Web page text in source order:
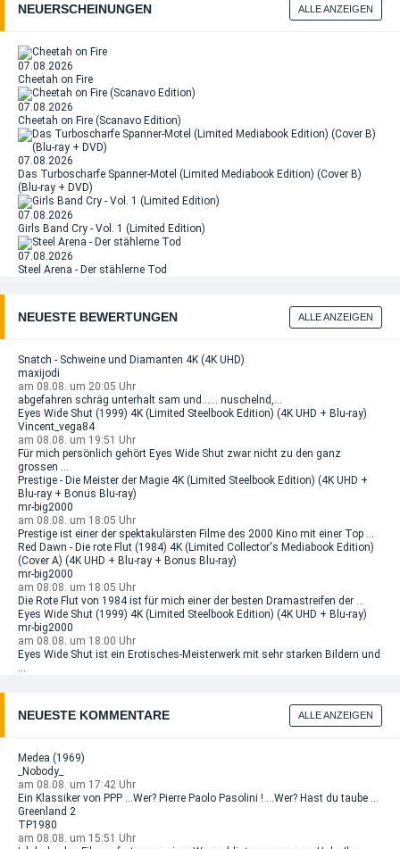
NEUERSCHEINUNGEN ALLE ANZEIGEN
07.08.2026
Cheetah on Fire
07.08.2026
Cheetah on Fire (Scanavo Edition)
07.08.2026
Das Turboscharfe Spanner-Motel (Limited Mediabook Edition) (Cover B)
(Blu-ray + DVD)
07.08.2026
Girls Band Cry - Vol. 1 (Limited Edition)
07.08.2026
Steel Arena - Der stählerne Tod
NEUESTE BEWERTUNGEN ALLE ANZEIGEN
Snatch - Schweine und Diamanten 4K (4K UHD)
maxijodi
am 08.08. um 20:05 Uhr
abgefahren schräg unterhalt sam und...... nuschelnd,...
Eyes Wide Shut (1999) 4K (Limited Steelbook Edition) (4K UHD + Blu-ray)
Vincent_vega84
am 08.08. um 19:51 Uhr
Für mich persönlich gehört Eyes Wide Shut zwar nicht zu den ganz
grossen ...
Prestige - Die Meister der Magie 4K (Limited Steelbook Edition) (4K UHD +
Blu-ray + Bonus Blu-ray)
mr-big2000
am 08.08. um 18:05 Uhr
Prestige ist einer der spektakulärsten Filme des 2000 Kino mit einer Top ...
Red Dawn - Die rote Flut (1984) 4K (Limited Collector's Mediabook Edition)
(Cover A) (4K UHD + Blu-ray + Bonus Blu-ray)
mr-big2000
am 08.08. um 18:05 Uhr
Die Rote Flut von 1984 ist für mich einer der besten Dramastreifen der ...
Eyes Wide Shut (1999) 4K (Limited Steelbook Edition) (4K UHD + Blu-ray)
mr-big2000
am 08.08. um 18:00 Uhr
Eyes Wide Shut ist ein Erotisches-Meisterwerk mit sehr starken Bildern und
...
NEUESTE KOMMENTARE ALLE ANZEIGEN
Medea (1969)
_Nobody_
am 08.08. um 17:42 Uhr
Ein Klassiker von PPP ...Wer? Pierre Paolo Pasolini ! ...Wer? Hast du taube ...
Greenland 2
TP1980
am 08.08. um 15:51 Uhr